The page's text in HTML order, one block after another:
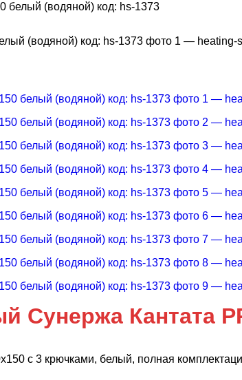
белый (водяной) код: hs-1373
Сунержа Кантата
с 3 крючками, белый, полная